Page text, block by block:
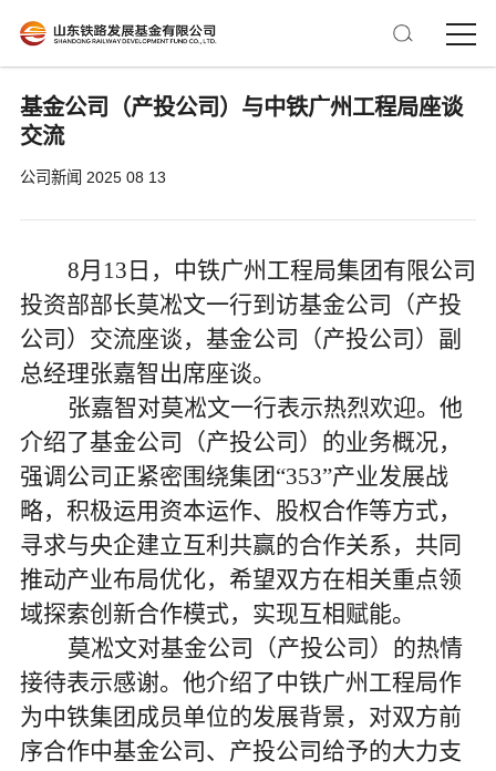
基金公司（产投公司）与中铁广州工程局座谈
交流
公司新闻 2025 08 13
8月 13 日，中铁广州工程局集团有限公司
投资部部长莫凇文一行到访基金公司
（产投
公司）交流座谈， 基金公司 （产投公司） 副
总经理张嘉智出席座谈。
张嘉智对莫凇文一行表示热烈欢迎。他
介绍了基金公司
（产投公司） 的业务概况，
强调公司正紧密围绕集团“353”产业发展战
略，积极运用资本运作、股权合作等方式，
寻求与央企建立互利共赢的合作关系，共同
推动产业布局优化，希望双方在相关重点领
域探索创新合作模式， 实现互相赋能。
莫凇文对基金公司
（产投公司） 的热情
接待表示感谢。他介绍了中铁广州工程局作
为中铁集团成员单位的发展背景，对双方前
序合作中基金公司 、 产投公司给予的大力支